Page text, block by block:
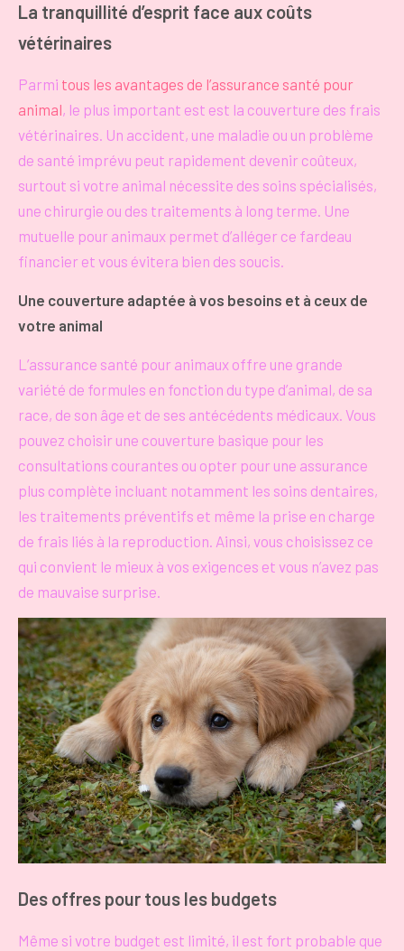
La tranquillité d’esprit face aux coûts
vétérinaires
Parmi tous les avantages de l’assurance santé pour
animal, le plus important est est la couverture des frais
vétérinaires. Un accident, une maladie ou un problème
de santé imprévu peut rapidement devenir coûteux,
surtout si votre animal nécessite des soins spécialisés,
une chirurgie ou des traitements à long terme. Une
mutuelle pour animaux permet d’alléger ce fardeau
financier et vous évitera bien des soucis.
Une couverture adaptée à vos besoins et à ceux de
votre animal
L’assurance santé pour animaux offre une grande
variété de formules en fonction du type d’animal, de sa
race, de son âge et de ses antécédents médicaux. Vous
pouvez choisir une couverture basique pour les
consultations courantes ou opter pour une assurance
plus complète incluant notamment les soins dentaires,
les traitements préventifs et même la prise en charge
de frais liés à la reproduction. Ainsi, vous choisissez ce
qui convient le mieux à vos exigences et vous n’avez pas
de mauvaise surprise.
Des offres pour tous les budgets
Même si votre budget est limité, il est fort probable que